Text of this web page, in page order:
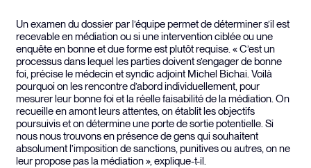
Un examen du dossier par l’équipe permet de déterminer s’il est
recevable en médiation ou si une intervention ciblée ou une
enquête en bonne et due forme est plutôt requise. « C’est un
processus dans lequel les parties doivent s’engager de bonne
foi, précise le médecin et syndic adjoint Michel Bichai. Voilà
pourquoi on les rencontre d’abord individuellement, pour
mesurer leur bonne foi et la réelle faisabilité de la médiation. On
recueille en amont leurs attentes, on établit les objectifs
poursuivis et on détermine une porte de sortie potentielle. Si
nous nous trouvons en présence de gens qui souhaitent
absolument l’imposition de sanctions, punitives ou autres, on ne
leur propose pas la médiation », explique-t-il.